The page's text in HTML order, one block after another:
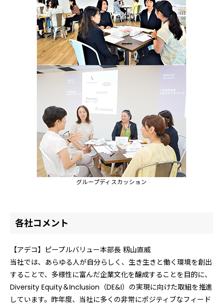
グループディスカッション
各社コメント
【アデコ】ピープルバリュー本部長 籾山直威
当社では、あらゆる人が自分らしく、生き生きと働く環境を創出
することで、多様性に富んだ企業文化を醸成することを目的に、
Diversity Equity＆Inclusion（DE&I）の実現に向けた取組を推進
しています。昨年度、当社に多くの非常にポジティブなフィード